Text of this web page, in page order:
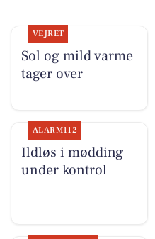
VEJRET
Sol og mild varme
tager over
ALARM112
Ildløs i mødding
under kontrol